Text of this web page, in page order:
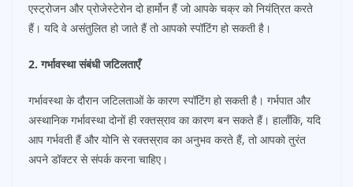
एस्ट्रोजन और प्रोजेस्टेरोन दो हार्मोन हैं जो आपके चक्र को नियंत्रित करते
हैं। यदि वे असंतुलित हो जाते हैं तो आपको स्पॉटिंग हो सकती है।
2. गर्भावस्था संबंधी जटिलताएँ
गर्भावस्था के दौरान जटिलताओं के कारण स्पॉटिंग हो सकती है। गर्भपात और
अस्थानिक गर्भावस्था दोनों ही रक्तस्राव का कारण बन सकते हैं। हालाँकि, यदि
आप गर्भवती हैं और योनि से रक्तस्राव का अनुभव करते हैं, तो आपको तुरंत
अपने डॉक्टर से संपर्क करना चाहिए।